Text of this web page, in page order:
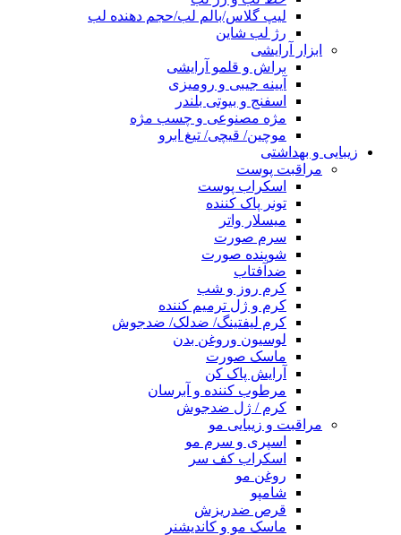
لیپ گلاس/بالم لب/حجم دهنده لب
رژ لب شاین
ابزار آرایشی
براش و قلمو آرایشی
آیینه جیبی و رومیزی
اسفنج و بیوتی بلندر
مژه مصنوعی و چسب مژه
موچین/ قیچی/ تیغ ابرو
زیبایی و بهداشتی
مراقبت پوست
اسکراب پوست
تونر پاک کننده
میسلار واتر
سرم صورت
شوینده صورت
ضدآفتاب
کرم روز و شب
کرم و ژل ترمیم کننده
کرم لیفتینگ/ ضدلک/ ضدجوش
لوسیون وروغن بدن
ماسک صورت
آرایش پاک کن
مرطوب کننده و آبرسان
کرم / ژل ضدجوش
مراقبت و زیبایی مو
اسپری و سرم مو
اسکراب کف سر
روغن مو
شامپو
قرص ضدریزش
ماسک مو و کاندیشنر